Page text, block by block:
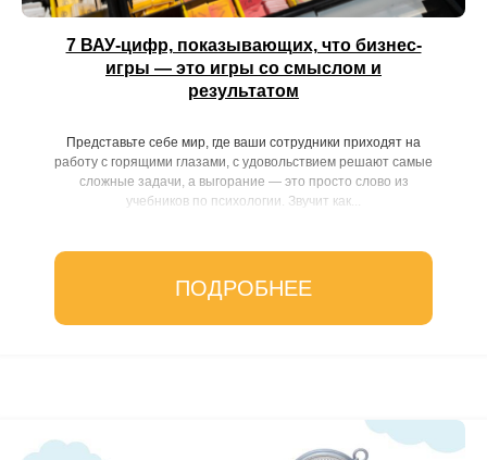
7 ВАУ-цифр, показывающих, что бизнес-
игры — это игры со смыслом и
результатом
Представьте себе мир, где ваши сотрудники приходят на
работу с горящими глазами, с удовольствием решают самые
сложные задачи, а выгорание — это просто слово из
учебников по психологии. Звучит как...
ПОДРОБНЕЕ